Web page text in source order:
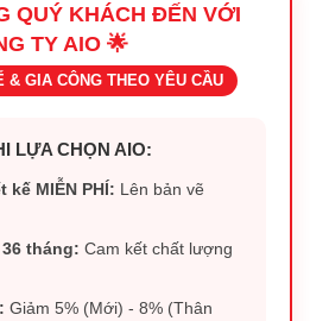
QUÝ KHÁCH ĐẾN VỚI
TY AIO 🌟
& GIA CÔNG THEO YÊU CẦU
LỰA CHỌN AIO:
kế MIỄN PHÍ: Lên bản vẽ
tháng: Cam kết chất lượng
Giảm 5% (Mới) - 8% (Thân